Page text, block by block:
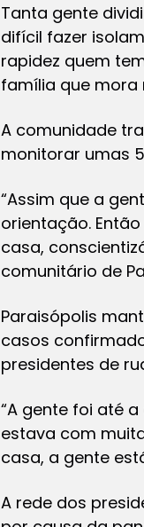
Tanta gente
difícil fazer
rapidez quem
família que mora
A comunidade
monitorar umas
“Assim que a
orientação.
casa,
comunitário de
Paraisópolis
casos
presidentes de
“A gente foi até
estava com
casa, a gente
A rede dos